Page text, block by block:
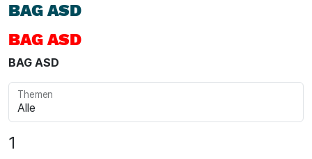
BAG ASD
BAG ASD
BAG ASD
Themen
1